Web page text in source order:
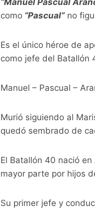
“Manuel Pascual
como “Pascual”no
Es el único héroe de
como jefe del Batallón
Manuel – Pascual –
Murió siguiendo al
quedó sembrado de
El Batallón 40 nació
mayor parte por hijos
Su primer jefe y